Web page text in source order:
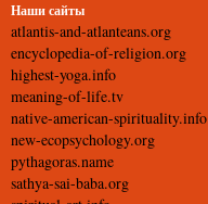
Наши сайты
atlantis-and-atlanteans.org
encyclopedia-of-religion.org
highest-yoga.info
meaning-of-life.tv
native-american-spirituality.info
new-ecopsychology.org
pythagoras.name
sathya-sai-baba.org